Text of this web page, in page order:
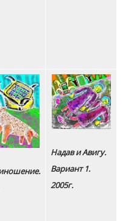
Надав и Авигу.
Вариант 1.
2005г.